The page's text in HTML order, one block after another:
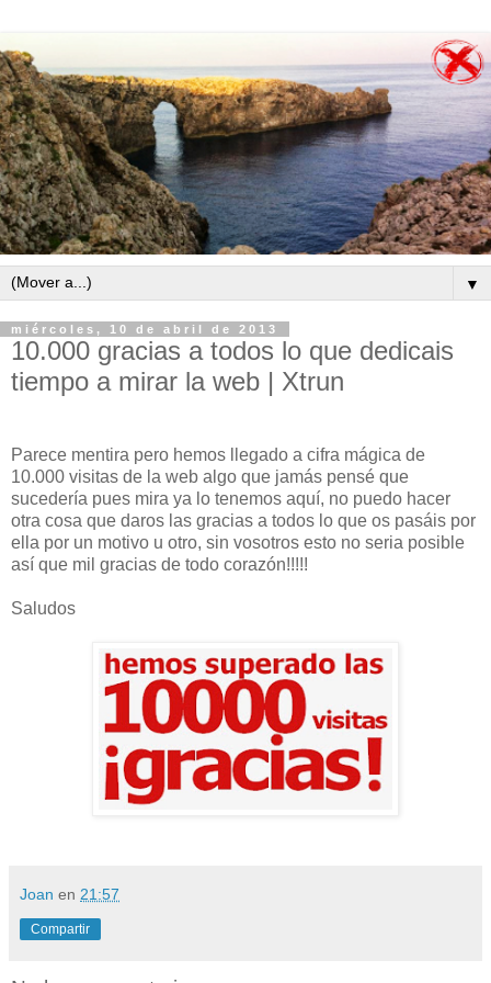
▼
miércoles, 10 de abril de 2013
10.000 gracias a todos lo que dedicais
tiempo a mirar la web | Xtrun
Parece mentira pero hemos llegado a cifra mágica de
10.000 visitas de la web algo que jamás pensé que
sucedería pues mira ya lo tenemos aquí, no puedo hacer
otra cosa que daros las gracias a todos lo que os pasáis por
ella por un motivo u otro, sin vosotros esto no seria posible
así que mil gracias de todo corazón!!!!!
Saludos
Joan en 21:57
Compartir